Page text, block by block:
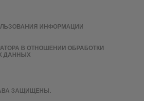
ЗАЩИЩЕНЫ.
ИНФОРМАЦИИ
В ОТНОШЕНИИ ОБРАБОТКИ
ДАННЫХ